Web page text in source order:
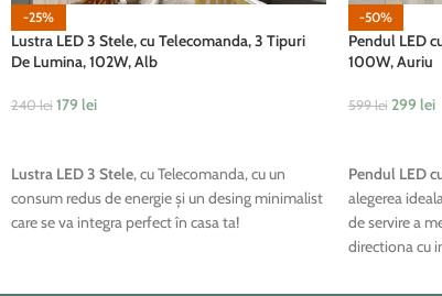
-25%
Lustra LED 3 Stele, cu Telecomanda, 3 Tipuri
De Lumina, 102W, Alb
240lei 179 lei
Lustra LED 3 Stele, cu Telecomanda, cu un
consum redus de energie și un desing minimalist
care se va integra perfect în casa ta!
-50%
Pendul LED
100W, Auriu
599lei 299 lei
Pendul LED
alegerea
de servire a
directiona cu